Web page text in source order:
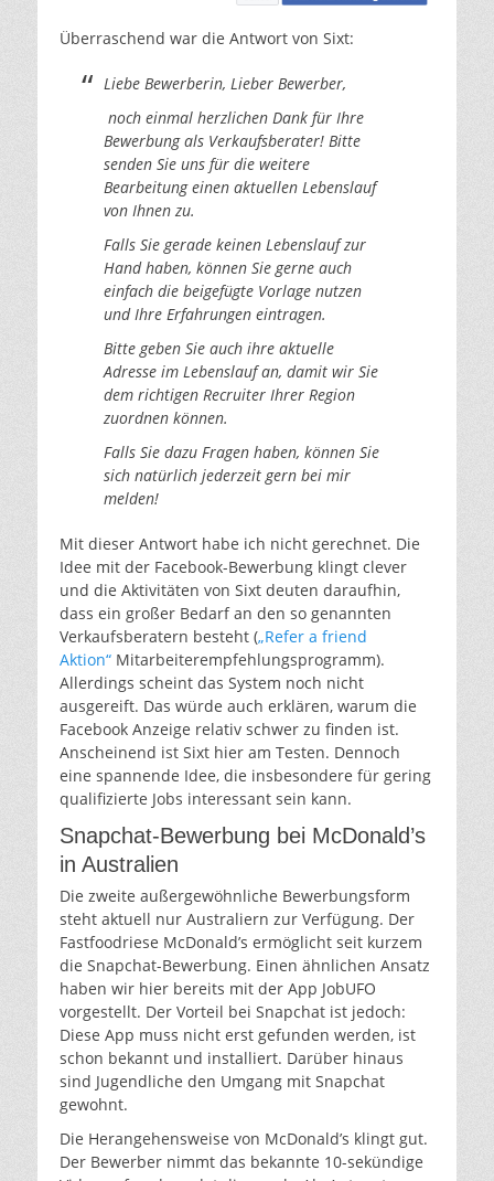
Überraschend war die Antwort von Sixt:
Liebe Bewerberin, Lieber Bewerber,
noch einmal herzlichen Dank für Ihre
Bewerbung als Verkaufsberater! Bitte
senden Sie uns für die weitere
Bearbeitung einen aktuellen Lebenslauf
von Ihnen zu.
Falls Sie gerade keinen Lebenslauf zur
Hand haben, können Sie gerne auch
einfach die beigefügte Vorlage nutzen
und Ihre Erfahrungen eintragen.
Bitte geben Sie auch ihre aktuelle
Adresse im Lebenslauf an, damit wir Sie
dem richtigen Recruiter Ihrer Region
zuordnen können.
Falls Sie dazu Fragen haben, können Sie
sich natürlich jederzeit gern bei mir
melden!
Mit dieser Antwort habe ich nicht gerechnet. Die
Idee mit der Facebook-Bewerbung klingt clever
und die Aktivitäten von Sixt deuten daraufhin,
dass ein großer Bedarf an den so genannten
Verkaufsberatern besteht („Refer a friend
Aktion“ Mitarbeiterempfehlungsprogramm).
Allerdings scheint das System noch nicht
ausgereift. Das würde auch erklären, warum die
Facebook Anzeige relativ schwer zu finden ist.
Anscheinend ist Sixt hier am Testen. Dennoch
eine spannende Idee, die insbesondere für gering
qualifizierte Jobs interessant sein kann.
Snapchat-Bewerbung bei McDonald’s
in Australien
Die zweite außergewöhnliche Bewerbungsform
steht aktuell nur Australiern zur Verfügung. Der
Fastfoodriese McDonald’s ermöglicht seit kurzem
die Snapchat-Bewerbung. Einen ähnlichen Ansatz
haben wir hier bereits mit der App JobUFO
vorgestellt. Der Vorteil bei Snapchat ist jedoch:
Diese App muss nicht erst gefunden werden, ist
schon bekannt und installiert. Darüber hinaus
sind Jugendliche den Umgang mit Snapchat
gewohnt.
Die Herangehensweise von McDonald’s klingt gut.
Der Bewerber nimmt das bekannte 10-sekündige